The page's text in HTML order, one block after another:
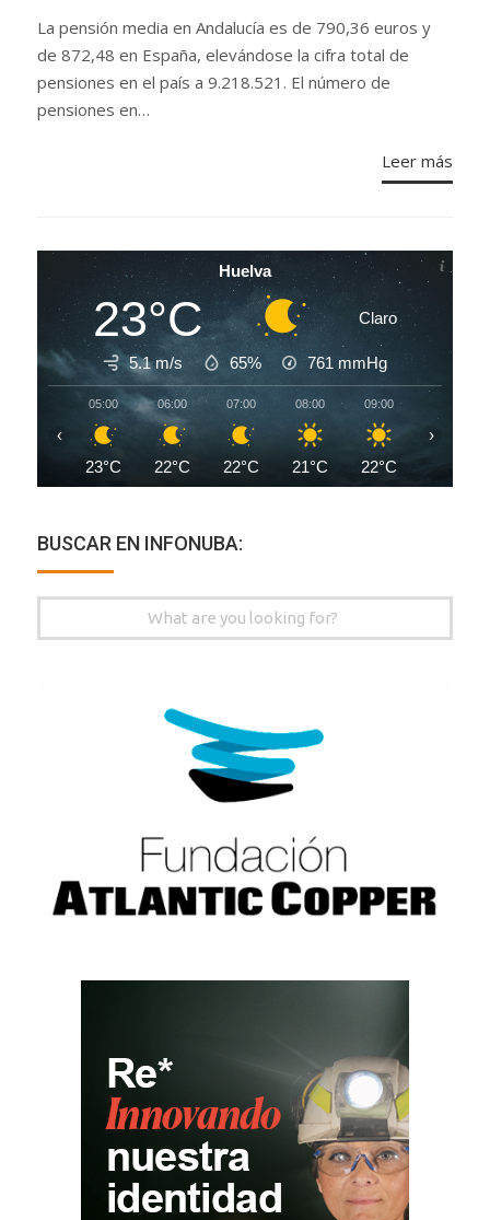
La pensión media en Andalucía es de 790,36 euros y
de 872,48 en España, elevándose la cifra total de
pensiones en el país a 9.218.521. El número de
pensiones en…
Leer más
Huelva
23°C Claro
5.1 m/s 65% 761 mmHg
05:00
23°C
06:00
22°C
07:00
22°C
08:00
21°C
09:00
22°C 25°C
‹ ›
BUSCAR EN INFONUBA:
Search